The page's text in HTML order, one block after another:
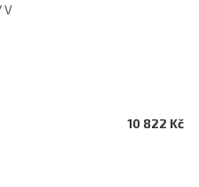
V
10 822 Kč